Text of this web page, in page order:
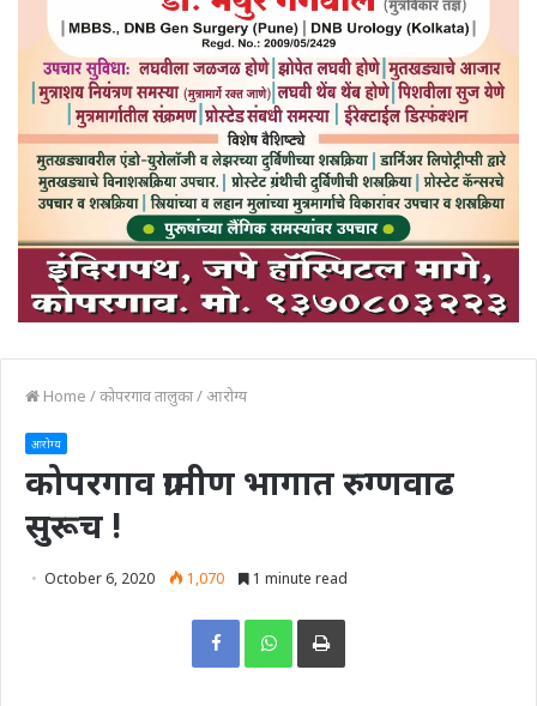
Home /कोपरगाव तालुका/ आरोग्य
आरोग्य
कोपरगाव ग्रामीण भागात रुग्णवाढ
सुरूच !
October 6, 2020 1,070 1 minute read
Print